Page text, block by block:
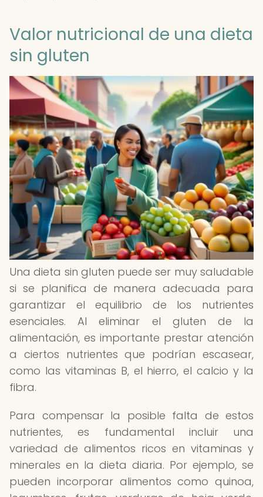
Valor nutricional de una dieta
sin gluten
Una dieta sin gluten puede ser muy saludable
si se planifica de manera adecuada para
garantizar el equilibrio de los nutrientes
esenciales. Al eliminar el gluten de la
alimentación, es importante prestar atención
a ciertos nutrientes que podrían escasear,
como las vitaminas B, el hierro, el calcio y la
fibra.
Para compensar la posible falta de estos
nutrientes, es fundamental incluir una
variedad de alimentos ricos en vitaminas y
minerales en la dieta diaria. Por ejemplo, se
pueden incorporar alimentos como quinoa,